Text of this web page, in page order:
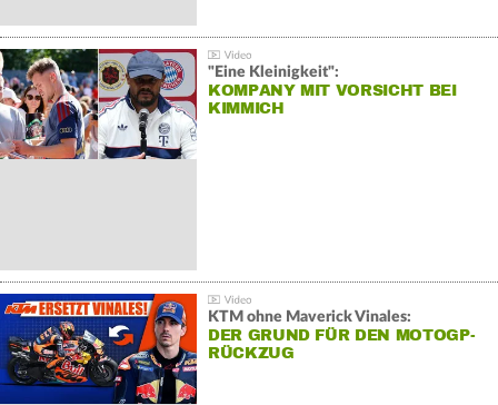
"Eine Kleinigkeit":
KOMPANY MIT VORSICHT BEI
KIMMICH
KTM ohne Maverick Vinales:
DER GRUND FÜR DEN MOTOGP-
RÜCKZUG